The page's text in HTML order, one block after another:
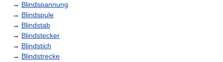
→ Blindspannung
→ Blindspule
→ Blindstab
→ Blindstecker
→ Blindstich
→ Blindstrecke